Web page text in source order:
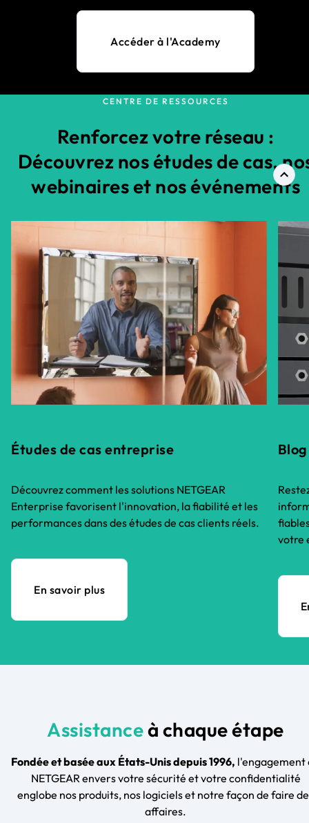
Accéder à l'Academy
CENTRE DE RESSOURCES
Renforcez votre réseau :
Découvrez nos études de cas,
webinaires et nos événements
Études de cas entreprise
Découvrez comment les solutions NETGEAR
Enterprise favorisent l'innovation, la fiabilité et les
performances dans des études de cas clients réels.
En savoir plus
votre
Assistanceà chaque étape
Fondée et basée aux États-Unis depuis 1996, l'engagement
NETGEAR envers votre sécurité et votre confidentialité
englobe nos produits, nos logiciels et notre façon de faire
affaires.